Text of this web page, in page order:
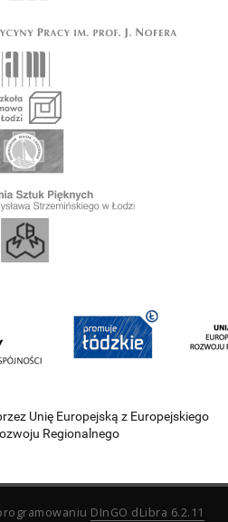
Unię Europejską z Europejskiego
Regionalnego
DInGO dLibra 6.2.11